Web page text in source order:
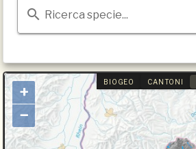
Ricerca specie...
BIOGEO CANTONI
+
−